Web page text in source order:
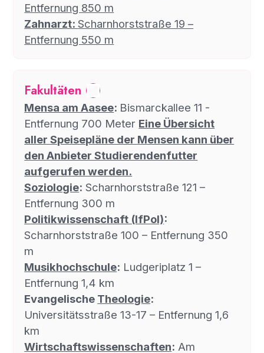
Entfernung 850 m
Zahnarzt:Scharnhorststraße 19 –
Entfernung 550 m
Fakultäten
Mensa am Aasee: Bismarckallee 11 -
Entfernung 700 Meter Eine Übersicht
aller Speisepläne der Mensen kann über
den Anbieter Studierendenfutter
aufgerufen werden.
Soziologie: Scharnhorststraße 121 –
Entfernung 300 m
Politikwissenschaft (IfPol):
Scharnhorststraße 100 – Entfernung 350
m
Musikhochschule: Ludgeriplatz 1 –
Entfernung 1,4 km
Evangelische Theologie:
Universitätsstraße 13-17 – Entfernung 1,6
km
Wirtschaftswissenschaften: Am